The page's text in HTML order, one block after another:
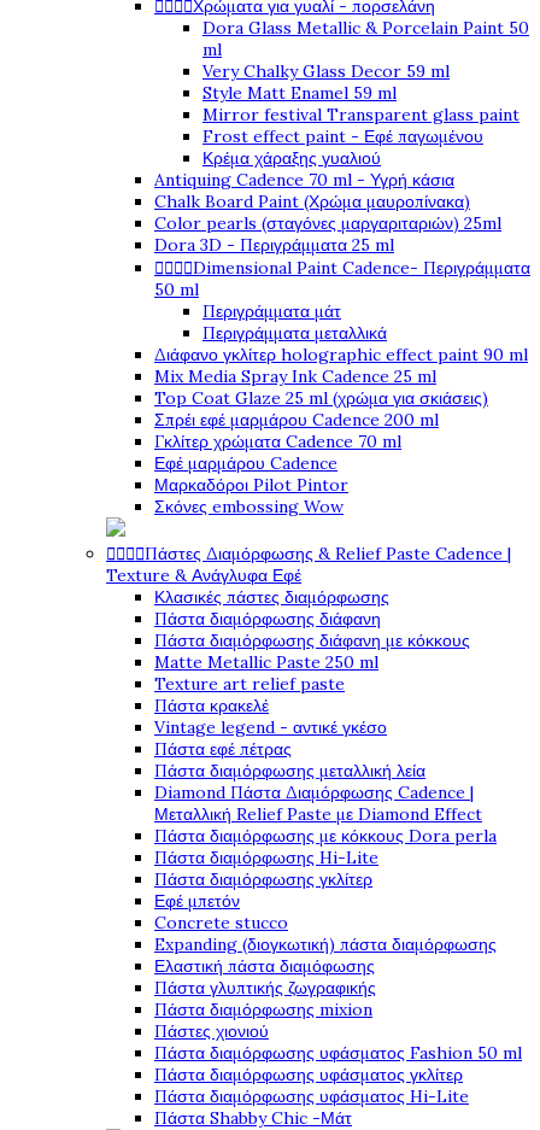
Χρώματα για γυαλί - πορσελάνη
Dora Glass Metallic & Porcelain Paint 50
ml
Very Chalky Glass Decor 59 ml
Style Matt Enamel 59 ml
Mirror festival Transparent glass paint
Frost effect paint - Εφέ παγωμένου
Κρέμα χάραξης γυαλιού
Antiquing Cadence 70 ml - Υγρή κάσια
Chalk Board Paint (Χρώμα μαυροπίνακα)
Color pearls (σταγόνες μαργαριταριών) 25ml
Dora 3D - Περιγράμματα 25 ml
Dimensional Paint Cadence- Περιγράμματα
50 ml
Περιγράμματα μάτ
Περιγράμματα μεταλλικά
Διάφανο γκλίτερ holographic effect paint 90 ml
Mix Media Spray Ink Cadence 25 ml
Top Coat Glaze 25 ml (χρώμα για σκιάσεις)
Σπρέι εφέ μαρμάρου Cadence 200 ml
Γκλίτερ χρώματα Cadence 70 ml
Εφέ μαρμάρου Cadence
Μαρκαδόροι Pilot Pintor
Σκόνες embossing Wow
Πάστες Διαμόρφωσης & Relief Paste Cadence |
Texture & Ανάγλυφα Εφέ
Κλασικές πάστες διαμόρφωσης
Πάστα διαμόρφωσης διάφανη
Πάστα διαμόρφωσης διάφανη με κόκκους
Matte Metallic Paste 250 ml
Texture art relief paste
Πάστα κρακελέ
Vintage legend - αντικέ γκέσο
Πάστα εφέ πέτρας
Πάστα διαμόρφωσης μεταλλική λεία
Diamond Πάστα Διαμόρφωσης Cadence |
Μεταλλική Relief Paste με Diamond Effect
Πάστα διαμόρφωσης με κόκκους Dora perla
Πάστα διαμόρφωσης Hi-Lite
Πάστα διαμόρφωσης γκλίτερ
Εφέ μπετόν
Concrete stucco
Expanding (διογκωτική) πάστα διαμόρφωσης
Ελαστική πάστα διαμόφωσης
Πάστα γλυπτικής ζωγραφικής
Πάστα διαμόρφωσης mixion
Πάστες χιονιού
Πάστα διαμόρφωσης υφάσματος Fashion 50 ml
Πάστα διαμόρφωσης υφάσματος γκλίτερ
Πάστα διαμόρφωσης υφάσματος Hi-Lite
Πάστα Shabby Chic -Μάτ